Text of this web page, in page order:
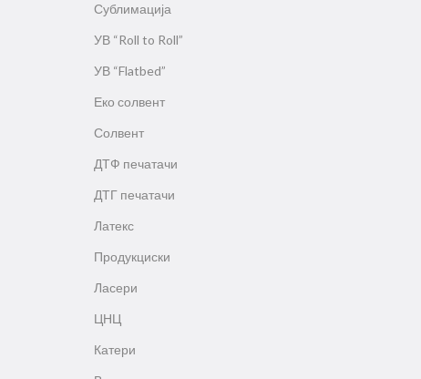
Сублимација
УВ “Roll to Roll”
УВ “Flatbed”
Еко солвент
Солвент
ДТФ печатачи
ДТГ печатачи
Латекс
Продукциски
Ласери
ЦНЦ
Катери